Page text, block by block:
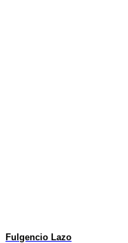
Fulgencio Lazo